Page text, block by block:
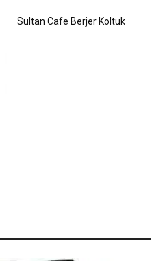
Sultan Cafe Berjer Koltuk